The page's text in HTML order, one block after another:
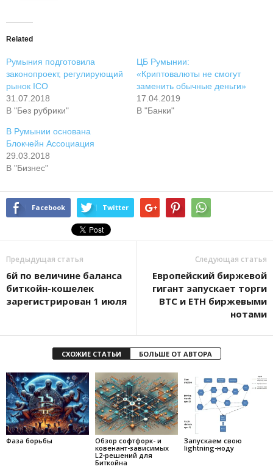
Related
Румыния подготовила
законопроект, регулирующий
рынок ICO
31.07.2018
В "Без рубрики"
ЦБ Румынии:
«Криптовалюты не смогут
заменить обычные деньги»
17.04.2019
В "Банки"
В Румынии основана
Блокчейн Ассоциация
29.03.2018
В "Бизнес"
Facebook Twitter
Предыдущая статья
6й по величине баланса
биткойн-кошелек
зарегистрирован 1 июля
Следующая статья
Европейский биржевой
гигант запускает торги
BTC и ETH биржевыми
нотами
СХОЖИЕ СТАТЬИ БОЛЬШЕ ОТ АВТОРА
Фаза борьбы
Обзор софтфорк- и
ковенант-зависимых
L2-решений для
Биткойна
Запускаем свою
lightning-ноду